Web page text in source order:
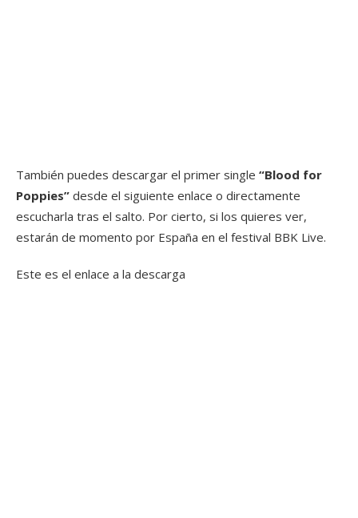
También puedes descargar el primer single “Blood for
Poppies” desde el siguiente enlace o directamente
escucharla tras el salto. Por cierto, si los quieres ver,
estarán de momento por España en el festival BBK Live.
Este es el enlace a la descarga